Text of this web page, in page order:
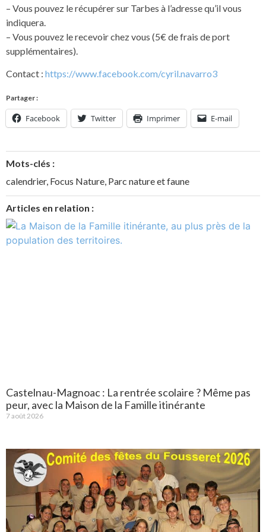
– Vous pouvez le récupérer sur Tarbes à l’adresse qu’il vous
indiquera.
– Vous pouvez le recevoir chez vous (5€ de frais de port
supplémentaires).
Contact : https://www.facebook.com/cyril.navarro3
Partager :
Facebook Twitter Imprimer E-mail
Mots-clés :
calendrier, Focus Nature Parc nature et faune
Articles en relation :
Castelnau-Magnoac : La rentrée scolaire ? Même pas
peur, avec la Maison de la Famille itinérante
7 août 2026